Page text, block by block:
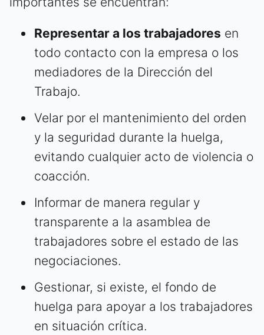
Representar a los trabajadores en
todo contacto con la empresa o los
mediadores de la Dirección del
Trabajo.
Velar por el mantenimiento del orden
y la seguridad durante la huelga,
evitando cualquier acto de violencia o
coacción.
Informar de manera regular y
transparente a la asamblea de
trabajadores sobre el estado de las
negociaciones.
Gestionar, si existe, el fondo de
huelga para apoyar a los trabajadores
en situación crítica.